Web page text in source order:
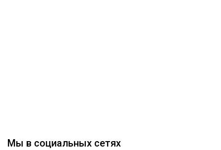
Мы в социальных сетях